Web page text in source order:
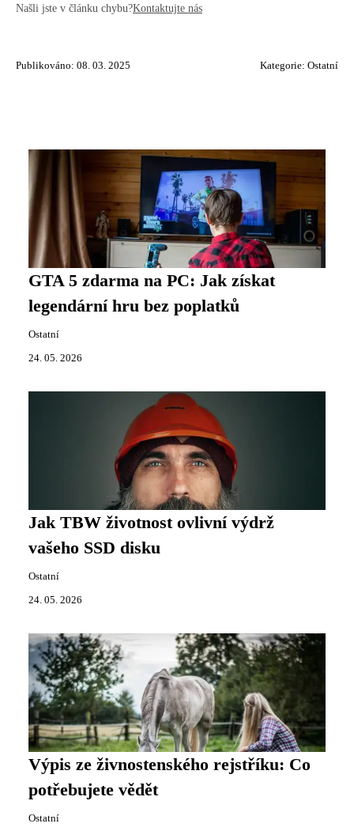
Našli jste v článku chybu?Kontaktujte nás
Publikováno: 08. 03. 2025 Kategorie: Ostatní
GTA 5 zdarma na PC: Jak získat
legendární hru bez poplatků
Ostatní
24. 05. 2026
Jak TBW životnost ovlivní výdrž
vašeho SSD disku
Ostatní
24. 05. 2026
Výpis ze živnostenského rejstříku: Co
potřebujete vědět
Ostatní